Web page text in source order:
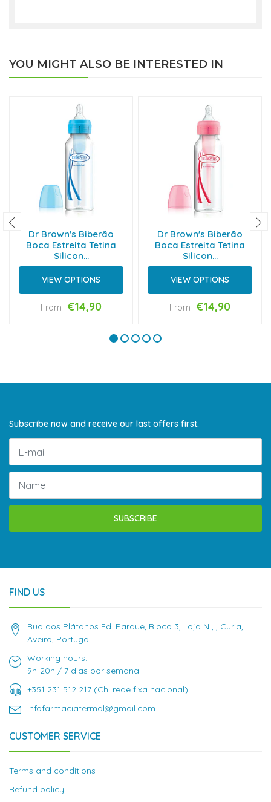
YOU MIGHT ALSO BE INTERESTED IN
Dr Brown's Biberão
Boca Estreita Tetina
Silicon...
VIEW OPTIONS
From €14,90
Dr Brown's Biberão
Boca Estreita Tetina
Silicon...
VIEW OPTIONS
From €14,90
Subscribe now and receive our last offers first.
SUBSCRIBE
FIND US
Rua dos Plátanos Ed. Parque, Bloco 3, Loja N , , Curia,
Aveiro, Portugal
Working hours:
9h-20h / 7 dias por semana
+351 231 512 217 (Ch. rede fixa nacional)
infofarmaciatermal@gmail.com
CUSTOMER SERVICE
Terms and conditions
Refund policy